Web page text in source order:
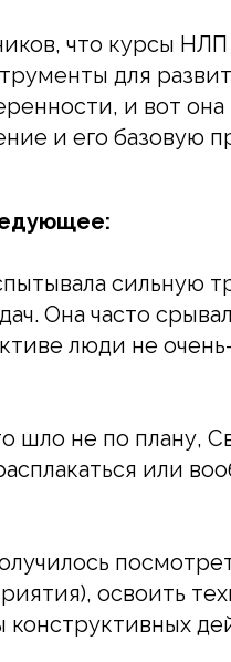
что курсы
для
и вот
и его базовую
сильную
Она часто
люди не
шло не по плану,
или
освоить